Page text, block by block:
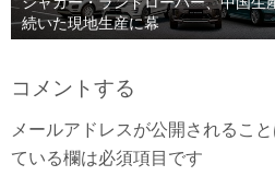
続いた現地生産に幕
コメントする
メールアドレスが公開されること
ている欄は必須項目です